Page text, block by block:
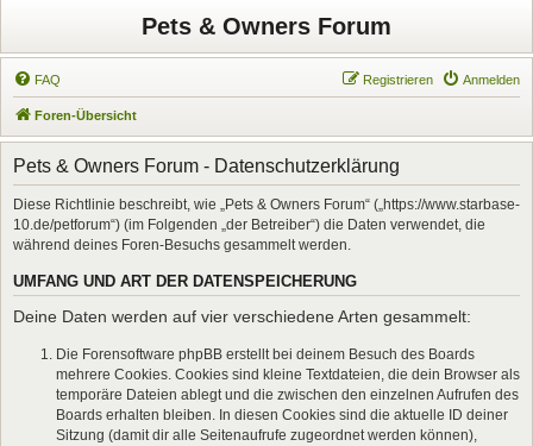
Pets & Owners Forum
FAQ Anmelden
Registrieren
Foren-Übersicht
Pets & Owners Forum - Datenschutzerklärung
Diese Richtlinie beschreibt, wie „Pets & Owners Forum“ („https://www.starbase-
10.de/petforum“) (im Folgenden „der Betreiber“) die Daten verwendet, die
während deines Foren-Besuchs gesammelt werden.
UMFANG UND ART DER DATENSPEICHERUNG
Deine Daten werden auf vier verschiedene Arten gesammelt:
Die Forensoftware phpBB erstellt bei deinem Besuch des Boards
mehrere Cookies. Cookies sind kleine Textdateien, die dein Browser als
temporäre Dateien ablegt und die zwischen den einzelnen Aufrufen des
Boards erhalten bleiben. In diesen Cookies sind die aktuelle ID deiner
Sitzung (damit dir alle Seitenaufrufe zugeordnet werden können),